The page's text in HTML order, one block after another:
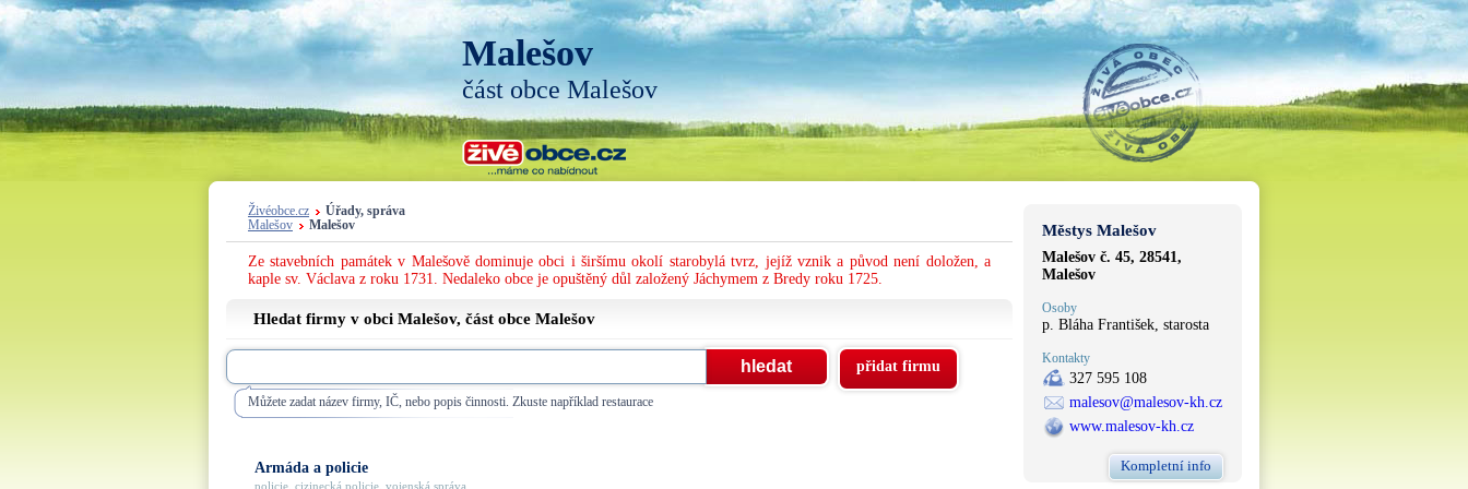
Malešov
část obce Malešov
Živéobce.cz
Úřady, správa
Malešov
Malešov
Ze stavebních památek v Malešově dominuje obci i širšímu okolí starobylá tvrz, jejíž vznik a původ není doložen, a
kaple sv. Václava z roku 1731. Nedaleko obce je opuštěný důl založený Jáchymem z Bredy roku 1725.
Hledat firmy v obci Malešov, část obce Malešov
Můžete zadat název firmy, IČ, nebo popis činnosti. Zkuste například restaurace
přidat firmu
Armáda a policie
policie, cizinecká policie, vojenská správa
Městys Malešov
Malešov č. 45, 28541,
Malešov
Osoby
p. Bláha František, starosta
Kontakty
327 595 108
malesov@malesov-kh.cz
www.malesov-kh.cz
Kompletní info